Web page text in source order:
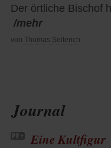
Der örtliche Bischof
/mehr
von Thomas Seiterich
Journal
Eine Kultfigur